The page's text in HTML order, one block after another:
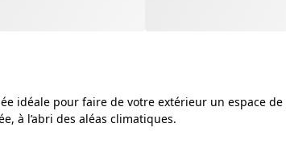
idéale pour faire de votre extérieur un espace
à l’abri des aléas climatiques.